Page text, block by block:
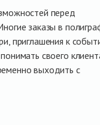
перед
заказы в
приглашения к
своего
выходить с